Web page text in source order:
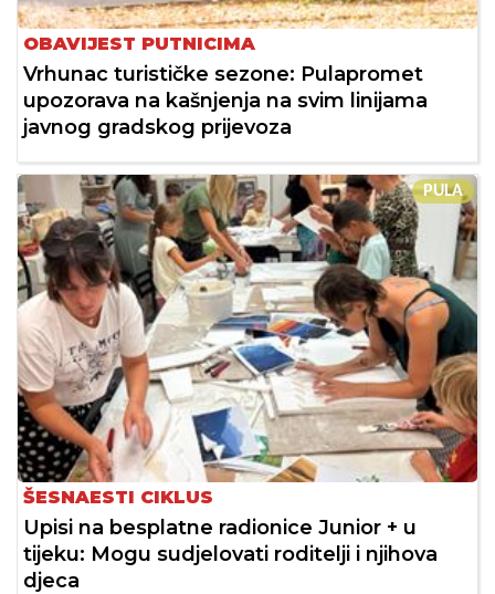
OBAVIJEST PUTNICIMA
Vrhunac turističke sezone: Pulapromet
upozorava na kašnjenja na svim linijama
javnog gradskog prijevoza
PULA
ŠESNAESTI CIKLUS
Upisi na besplatne radionice Junior + u
tijeku: Mogu sudjelovati roditelji i njihova
djeca